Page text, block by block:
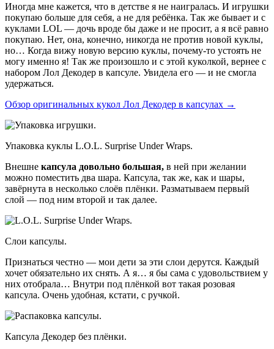
Иногда мне кажется, что в детстве я не наигралась. И игрушки
покупаю больше для себя, а не для ребёнка. Так же бывает и с
куклами LOL — дочь вроде бы даже и не просит, а я всё равно
покупаю. Нет, она, конечно, никогда не против новой куклы,
но… Когда вижу новую версию куклы, почему-то устоять не
могу именно я! Так же произошло и с этой куколкой, вернее с
набором Лол Декодер в капсуле. Увидела его — и не смогла
удержаться.
Обзор оригинальных кукол Лол Декодер в капсулах →
Упаковка куклы L.O.L. Surprise Under Wraps.
Внешне капсула довольно большая, в ней при желании
можно поместить два шара. Капсула, так же, как и шары,
завёрнута в несколько слоёв плёнки. Разматываем первый
слой — под ним второй и так далее.
Слои капсулы.
Признаться честно — мои дети за эти слои дерутся. Каждый
хочет обязательно их снять. А я… я бы сама с удовольствием у
них отобрала… Внутри под плёнкой вот такая розовая
капсула. Очень удобная, кстати, с ручкой.
Капсула Декодер без плёнки.